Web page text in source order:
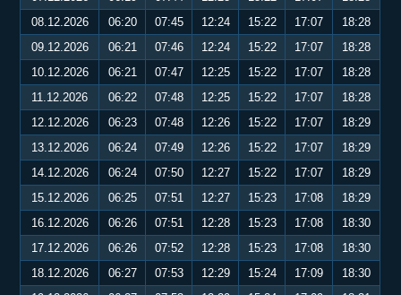
08.12.2026
06:20 07:45 12:24 15:22 17:07
18:28
09.12.2026
06:21 07:46 12:24 15:22 17:07
18:28
10.12.2026
06:21 07:47 12:25 15:22 17:07
18:28
11.12.2026
06:22 07:48 12:25 15:22 17:07
18:28
12.12.2026
06:23 07:48 12:26 15:22 17:07
18:29
13.12.2026
06:24 07:49 12:26 15:22 17:07
18:29
14.12.2026
06:24 07:50 12:27 15:22 17:07
18:29
15.12.2026
06:25 07:51 12:27 15:23 17:08
18:29
16.12.2026
06:26 07:51 12:28 15:23 17:08
18:30
17.12.2026
06:26 07:52 12:28 15:23 17:08
18:30
18.12.2026
06:27 07:53 12:29 15:24 17:09
18:30